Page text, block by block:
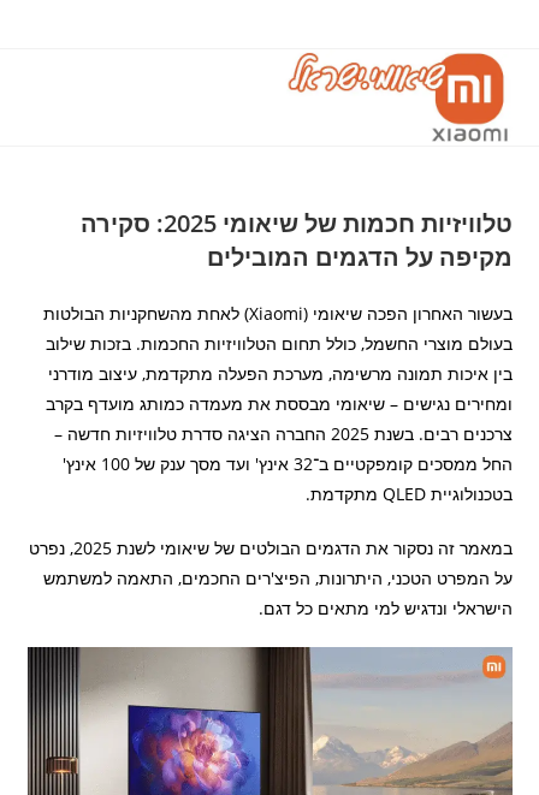
content
טלוויזיות חכמות של שיאומי 2025: סקירה
מקיפה על הדגמים המובילים
בעשור האחרון הפכה שיאומי (Xiaomi) לאחת מהשחקניות הבולטות
בעולם מוצרי החשמל, כולל תחום הטלוויזיות החכמות. בזכות שילוב
בין איכות תמונה מרשימה, מערכת הפעלה מתקדמת, עיצוב מודרני
ומחירים נגישים – שיאומי מבססת את מעמדה כמותג מועדף בקרב
צרכנים רבים. בשנת 2025 החברה הציגה סדרת טלוויזיות חדשה –
החל ממסכים קומפקטיים ב־32 אינץ' ועד מסך ענק של 100 אינץ'
בטכנולוגיית QLED מתקדמת.
במאמר זה נסקור את הדגמים הבולטים של שיאומי לשנת 2025, נפרט
על המפרט הטכני, היתרונות, הפיצ'רים החכמים, התאמה למשתמש
הישראלי ונדגיש למי מתאים כל דגם.